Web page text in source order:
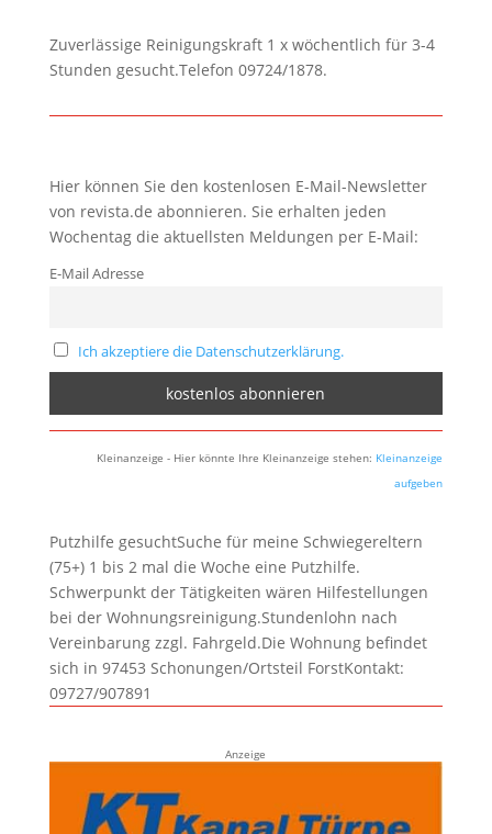
Zuverlässige Reinigungskraft 1 x wöchentlich für 3-4
Stunden gesucht.Telefon 09724/1878.
Hier können Sie den kostenlosen E-Mail-Newsletter
von revista.de abonnieren. Sie erhalten jeden
Wochentag die aktuellsten Meldungen per E-Mail:
E-Mail Adresse
Ich akzeptiere die Datenschutzerklärung.
Kleinanzeige - Hier könnte Ihre Kleinanzeige stehen: Kleinanzeige
aufgeben
Putzhilfe gesuchtSuche für meine Schwiegereltern
(75+) 1 bis 2 mal die Woche eine Putzhilfe.
Schwerpunkt der Tätigkeiten wären Hilfestellungen
bei der Wohnungsreinigung.Stundenlohn nach
Vereinbarung zzgl. Fahrgeld.Die Wohnung befindet
sich in 97453 Schonungen/Ortsteil ForstKontakt:
09727/907891
Anzeige